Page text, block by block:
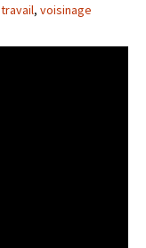
travail, voisinage